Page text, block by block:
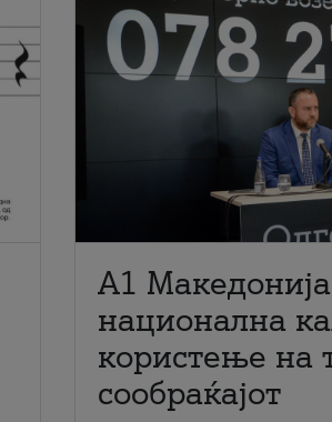
A1
национална
користење на
сообраќајот